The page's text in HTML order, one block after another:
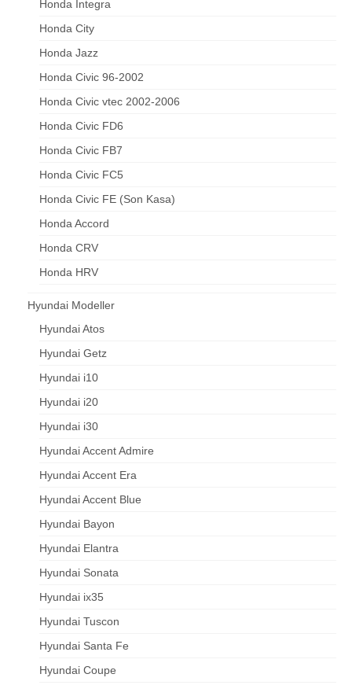
Honda Integra
Honda City
Honda Jazz
Honda Civic 96-2002
Honda Civic vtec 2002-2006
Honda Civic FD6
Honda Civic FB7
Honda Civic FC5
Honda Civic FE (Son Kasa)
Honda Accord
Honda CRV
Honda HRV
Hyundai Modeller
Hyundai Atos
Hyundai Getz
Hyundai i10
Hyundai i20
Hyundai i30
Hyundai Accent Admire
Hyundai Accent Era
Hyundai Accent Blue
Hyundai Bayon
Hyundai Elantra
Hyundai Sonata
Hyundai ix35
Hyundai Tuscon
Hyundai Santa Fe
Hyundai Coupe